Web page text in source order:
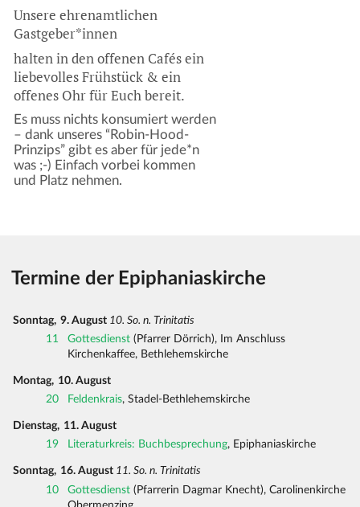
Unsere ehrenamtlichen
Gastgeber*innen
halten in den offenen Cafés ein
liebevolles Frühstück & ein
offenes Ohr für Euch bereit.
Es muss nichts konsumiert werden
– dank unseres “Robin-Hood-
Prinzips” gibt es aber für jede*n
was ;-) Einfach vorbei kommen
und Platz nehmen.
Termine der Epiphaniaskirche
Sonntag, 9. August 10. So. n. Trinitatis
11
Gottesdienst (Pfarrer Dörrich), Im Anschluss
Kirchenkaffee, Bethlehemskirche
Montag, 10. August
20
Feldenkrais, Stadel-Bethlehemskirche
Dienstag, 11. August
19
Literaturkreis: Buchbesprechung, Epiphaniaskirche
Sonntag, 16. August 11. So. n. Trinitatis
10
Gottesdienst (Pfarrerin Dagmar Knecht), Carolinenkirche